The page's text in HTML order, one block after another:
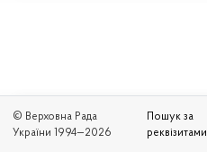
© Верховна Рада
України 1994—2026
Пошук за
реквізитами